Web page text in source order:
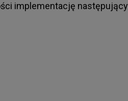
implementację